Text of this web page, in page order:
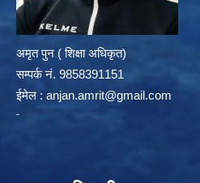
अमृत पुन ( शिक्षा अधिकृत)
सम्पर्क न‌ं. 9858391151
ईमेल : anjan.amrit@gmail.com